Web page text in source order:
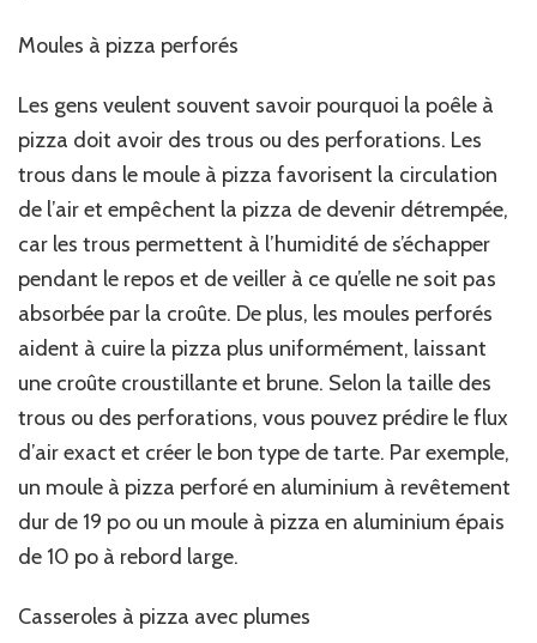
Moules à pizza perforés
Les gens veulent souvent savoir pourquoi la poêle à
pizza doit avoir des trous ou des perforations. Les
trous dans le moule à pizza favorisent la circulation
de l’air et empêchent la pizza de devenir détrempée,
car les trous permettent à l’humidité de s’échapper
pendant le repos et de veiller à ce qu’elle ne soit pas
absorbée par la croûte. De plus, les moules perforés
aident à cuire la pizza plus uniformément, laissant
une croûte croustillante et brune. Selon la taille des
trous ou des perforations, vous pouvez prédire le flux
d’air exact et créer le bon type de tarte. Par exemple,
un moule à pizza perforé en aluminium à revêtement
dur de 19 po ou un moule à pizza en aluminium épais
de 10 po à rebord large.
Casseroles à pizza avec plumes